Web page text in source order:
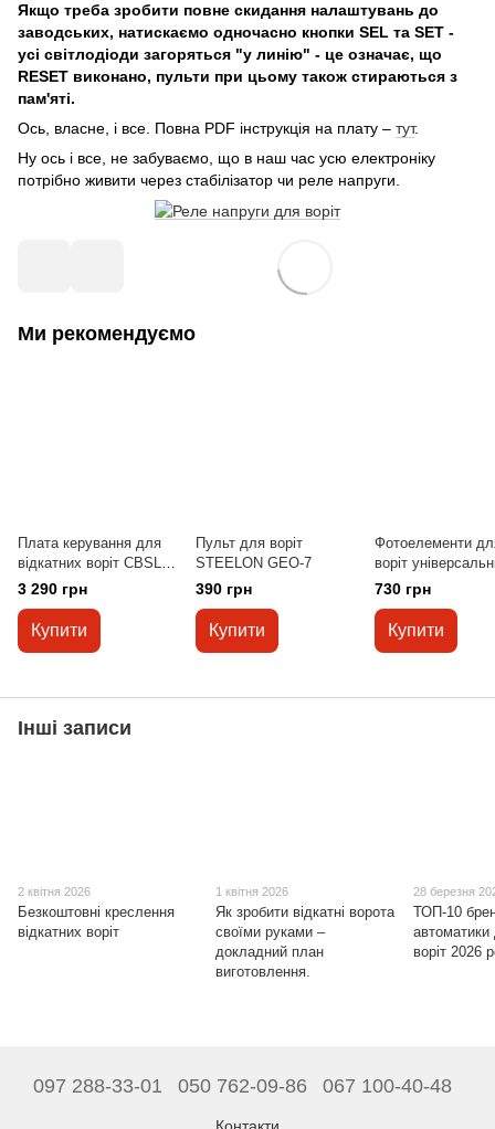
Якщо треба зробити повне скидання налаштувань до
заводських, натискаємо одночасно кнопки SEL та SET -
усі світлодіоди загоряться "у линію" - це означає, що
RESET виконано, пульти при цьому також стираються з
пам'яті.
Ось, власне, і все. Повна PDF інструкція на плату – тут.
Ну ось і все, не забуваємо, що в наш час усю електроніку
потрібно живити через стабілізатор чи реле напруги.
Ми рекомендуємо
Плата керування для
відкатних воріт CBSL-
220V3
3 290 грн
Купити
Пульт для воріт
STEELON GEO-7
390 грн
Купити
Фотоелементи
воріт
IR-30M
730 грн
Купити
Інші записи
2 квітня 2026
Безкоштовні креслення
відкатних воріт
1 квітня 2026
Як зробити відкатні ворота
своїми руками –
докладний план
виготовлення.
28 березня
ТОП-10
автоматики
воріт 2026
097 288-33-01 050 762-09-86 067 100-40-48